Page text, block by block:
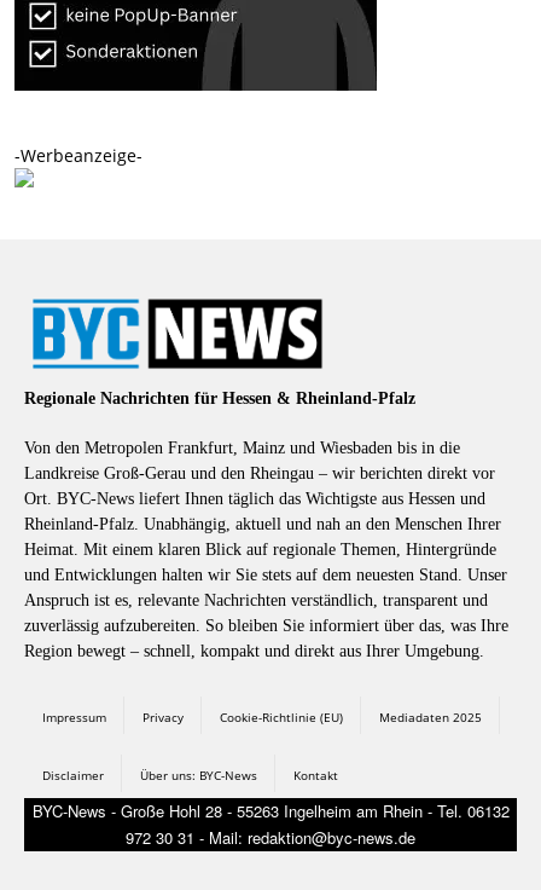
-Werbeanzeige-
Regionale Nachrichten für Hessen & Rheinland-Pfalz
Von den Metropolen Frankfurt, Mainz und Wiesbaden bis in die
Landkreise Groß-Gerau und den Rheingau – wir berichten direkt vor
Ort. BYC-News liefert Ihnen täglich das Wichtigste aus Hessen und
Rheinland-Pfalz. Unabhängig, aktuell und nah an den Menschen Ihrer
Heimat. Mit einem klaren Blick auf regionale Themen, Hintergründe
und Entwicklungen halten wir Sie stets auf dem neuesten Stand. Unser
Anspruch ist es, relevante Nachrichten verständlich, transparent und
zuverlässig aufzubereiten. So bleiben Sie informiert über das, was Ihre
Region bewegt – schnell, kompakt und direkt aus Ihrer Umgebung.
Impressum Privacy Cookie-Richtlinie (EU) Mediadaten 2025
Disclaimer Über uns: BYC-News Kontakt
BYC-News - Große Hohl 28 - 55263 Ingelheim am Rhein - Tel. 06132
972 30 31 - Mail: redaktion@byc-news.de